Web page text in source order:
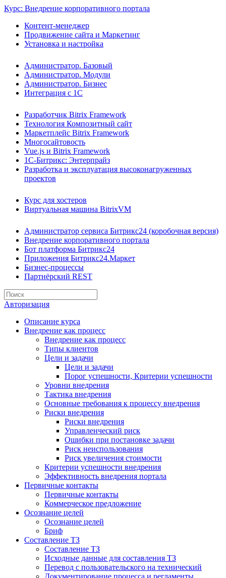
Курс: Внедрение корпоративного портала
Контент-менеджер
Продвижение сайта и Маркетинг
Установка и настройка
Администратор. Базовый
Администратор. Модули
Администратор. Бизнес
Интеграция с 1С
Разработчик Bitrix Framework
Технология Композитный сайт
Маркетплейс Bitrix Framework
Многосайтовость
Vue.js и Bitrix Framework
1С-Битрикс: Энтерпрайз
Разработка и эксплуатация высоконагруженных
проектов
Курс для хостеров
Виртуальная машина BitrixVM
Администратор сервиса Битрикс24 (коробочная версия)
Внедрение корпоративного портала
Бот платформа Битрикс24
Приложения Битрикс24.Маркет
Бизнес-процессы
Партнёрский REST
Авторизация
Описание курса
Внедрение как процесс
Внедрение как процесс
Типы клиентов
Цели и задачи
Цели и задачи
Порог успешности, Критерии успешности
Уровни внедрения
Тактика внедрения
Основные требования к процессу внедрения
Риски внедрения
Риски внедрения
Управленческий риск
Ошибки при постановке задачи
Риск неиспользования
Риск увеличения стоимости
Критерии успешности внедрения
Эффективность внедрения портала
Первичные контакты
Первичные контакты
Коммерческое предложение
Осознание целей
Осознание целей
Бриф
Составление ТЗ
Составление ТЗ
Исходные данные для составления ТЗ
Перевод с пользовательского на технический
Документирование процесса и регламенты